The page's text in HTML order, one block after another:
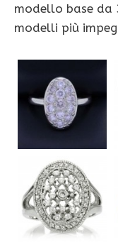
modello base da
modelli più